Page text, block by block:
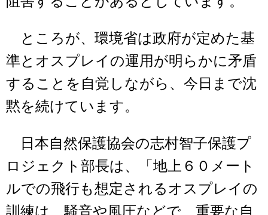
ところが、環境省は政府が定めた基
準とオスプレイの運用が明らかに矛盾
することを自覚しながら、今日まで沈
黙を続けています。
日本自然保護協会の志村智子保護プ
ロジェクト部長は、「地上６０メート
ルでの飛行も想定されるオスプレイの
訓練は、騒音や風圧などで、重要な自